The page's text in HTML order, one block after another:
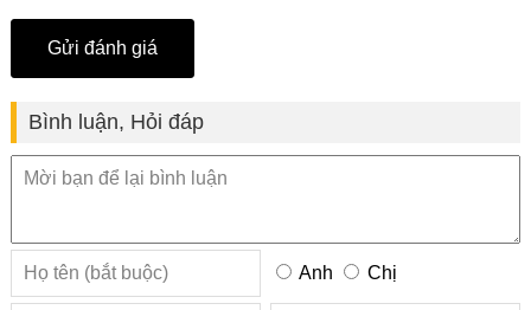
Bình luận, Hỏi đáp
Anh Chị